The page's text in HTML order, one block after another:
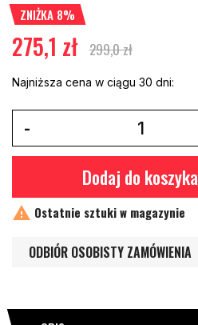
ZNIŻKA 8%
275,1 zł 299,0 zł
Najniższa cena w ciągu 30 dni:
Dodaj do koszyka
 Ostatnie sztuki w magazynie
ODBIÓR OSOBISTY ZAMÓWIENIA